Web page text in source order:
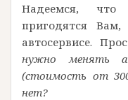
Надеемся,
пригодятся
автосервисе.
нужно менять
(стоимость от
нет?